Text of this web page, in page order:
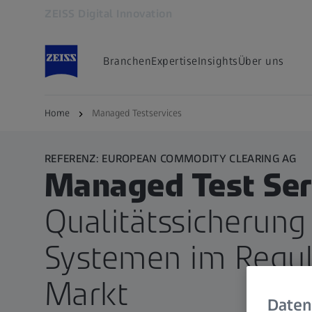
BranchenExpertiseInsightsÜber uns
Home Managed Testservices
REFERENZ: EUROPEAN COMMODITY CLEARING AG
Managed Test
Systemen im
Markt